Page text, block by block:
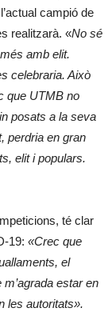
campió de
realitzarà. «No sé
amb elit.
celebraria. Això
que UTMB no
posats a la seva
perdria en gran
elit i populars.
té clar
19: «Crec que
el
estar en
les autoritats».